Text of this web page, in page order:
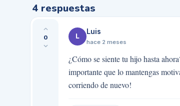
4 respuestas
0 L
Luis
hace 2 meses
¿Cómo se siente tu hijo hasta
importante que lo mantengas
corriendo de nuevo!